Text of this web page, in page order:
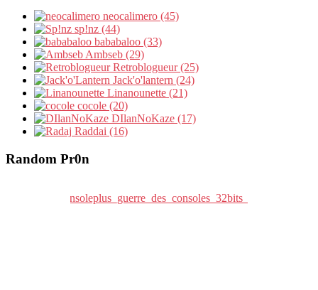
neocalimero (45)
sp!nz (44)
bababaloo (33)
Ambseb (29)
Retroblogueur (25)
Jack'o'lantern (24)
Linanounette (21)
cocole (20)
DIlanNoKaze (17)
Raddai (16)
Random Pr0n